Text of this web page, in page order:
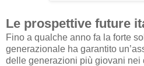
Le prospettive future
Fino a qualche anno fa la forte
generazionale ha garantito
delle generazioni più giovani